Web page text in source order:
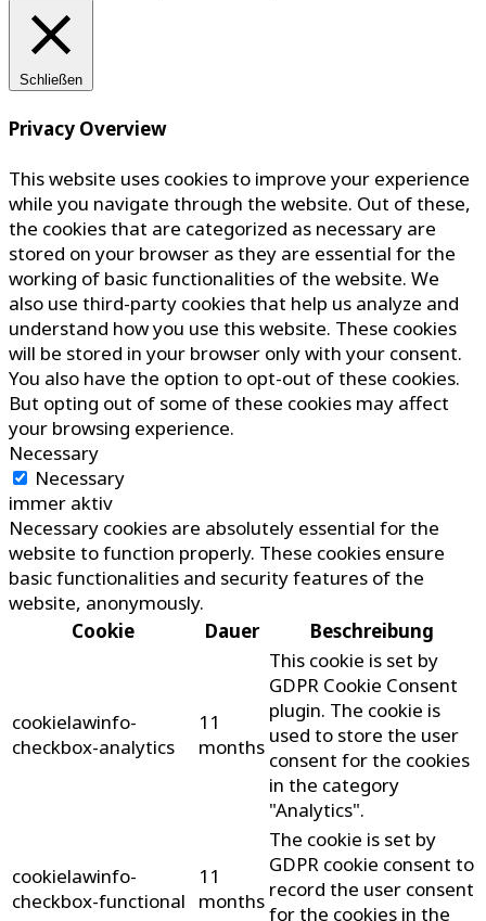
Schließen
Privacy Overview
This website uses cookies to improve your experience
while you navigate through the website. Out of these,
the cookies that are categorized as necessary are
stored on your browser as they are essential for the
working of basic functionalities of the website. We
also use third-party cookies that help us analyze and
understand how you use this website. These cookies
will be stored in your browser only with your consent.
You also have the option to opt-out of these cookies.
But opting out of some of these cookies may affect
your browsing experience.
Necessary
Necessary
immer aktiv
Necessary cookies are absolutely essential for the
website to function properly. These cookies ensure
basic functionalities and security features of the
website, anonymously.
Cookie
Dauer Beschreibung
cookielawinfo-
checkbox-analytics
11
months
This cookie is set by
GDPR Cookie Consent
plugin. The cookie is
used to store the user
consent for the cookies
in the category
"Analytics".
cookielawinfo-
checkbox-functional
11
months
The cookie is set by
GDPR cookie consent to
record the user consent
for the cookies in the